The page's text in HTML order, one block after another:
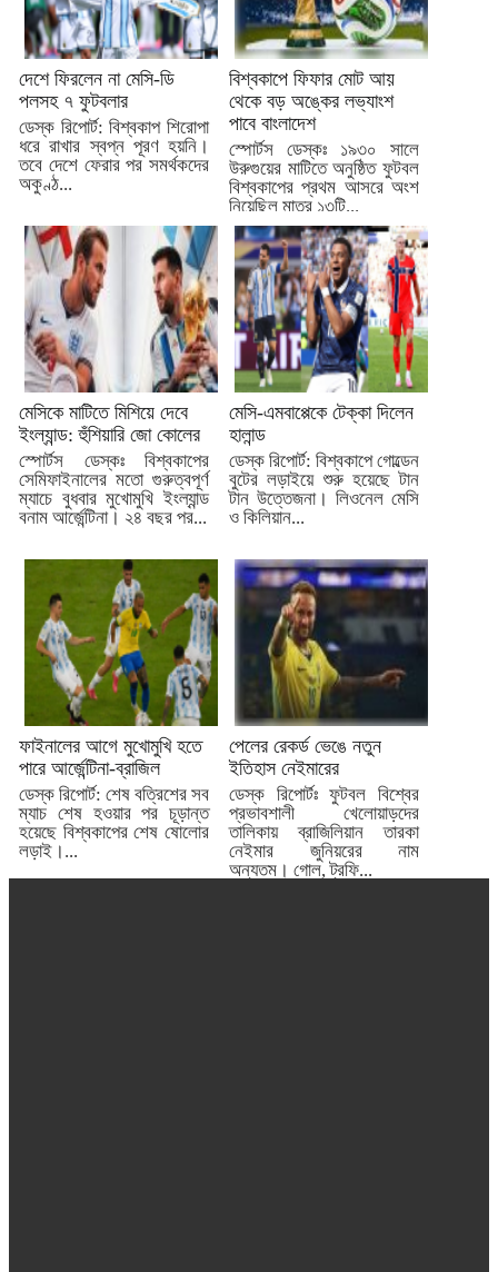
দেশে ফিরলেন না মেসি-ডি
পলসহ ৭ ফুটবলার
ডেস্ক রিপোর্ট: বিশ্বকাপ শিরোপা
ধরে রাখার স্বপ্ন পূরণ হয়নি।
তবে দেশে ফেরার পর সমর্থকদের
অকুণ্ঠ...
বিশ্বকাপে ফিফার মোট আয়
থেকে বড় অঙ্কের লভ্যাংশ
পাবে বাংলাদেশ
স্পোর্টস ডেস্কঃ ১৯৩০ সালে
উরুগুয়ের মাটিতে অনুষ্ঠিত ফুটবল
বিশ্বকাপের প্রথম আসরে অংশ
নিয়েছিল মাত্র ১৩টি...
মেসিকে মাটিতে মিশিয়ে দেবে
ইংল্যান্ড: হুঁশিয়ারি জো কোলের
স্পোর্টস ডেস্কঃ বিশ্বকাপের
সেমিফাইনালের মতো গুরুত্বপূর্ণ
ম্যাচে বুধবার মুখোমুখি ইংল্যান্ড
বনাম আর্জেন্টিনা। ২৪ বছর পর...
মেসি-এমবাপ্পেকে টেক্কা দিলেন
হালান্ড
ডেস্ক রিপোর্ট: বিশ্বকাপে গোল্ডেন
বুটের লড়াইয়ে শুরু হয়েছে টান
টান উত্তেজনা। লিওনেল মেসি
ও কিলিয়ান...
ফাইনালের আগে মুখোমুখি হতে
পারে আর্জেন্টিনা-ব্রাজিল
ডেস্ক রিপোর্ট: শেষ বত্রিশের সব
ম্যাচ শেষ হওয়ার পর চূড়ান্ত
হয়েছে বিশ্বকাপের শেষ ষোলোর
লড়াই।...
পেলের রেকর্ড ভেঙে নতুন
ইতিহাস নেইমারের
ডেস্ক রিপোর্টঃ ফুটবল বিশ্বের
প্রভাবশালী খেলোয়াড়দের
তালিকায় ব্রাজিলিয়ান তারকা
নেইমার জুনিয়রের নাম
অন্যতম। গোল, ট্রফি...